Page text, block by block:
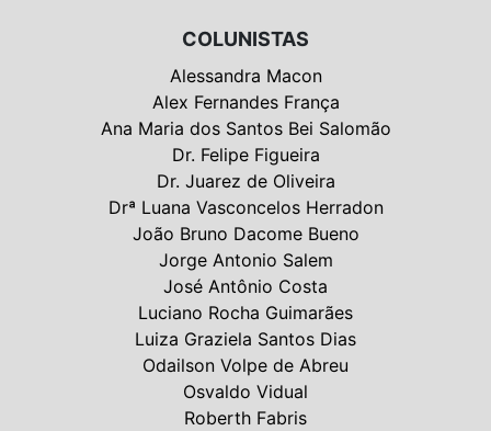
COLUNISTAS
Alessandra Macon
Alex Fernandes França
Ana Maria dos Santos Bei Salomão
Dr. Felipe Figueira
Dr. Juarez de Oliveira
Drª Luana Vasconcelos Herradon
João Bruno Dacome Bueno
Jorge Antonio Salem
José Antônio Costa
Luciano Rocha Guimarães
Luiza Graziela Santos Dias
Odailson Volpe de Abreu
Osvaldo Vidual
Roberth Fabris